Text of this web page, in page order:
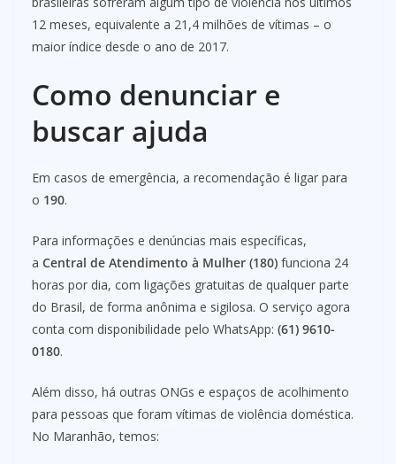
12 meses, equivalente a 21,4 milhões de vítimas – o
maior índice desde o ano de 2017.
Como denunciar e
buscar ajuda
Em casos de emergência, a recomendação é ligar para
o 190.
Para informações e denúncias mais específicas,
a Central de Atendimento à Mulher (180) funciona 24
horas por dia, com ligações gratuitas de qualquer parte
do Brasil, de forma anônima e sigilosa. O serviço agora
conta com disponibilidade pelo WhatsApp: (61) 9610-
0180.
Além disso, há outras ONGs e espaços de acolhimento
para pessoas que foram vítimas de violência doméstica.
No Maranhão, temos: